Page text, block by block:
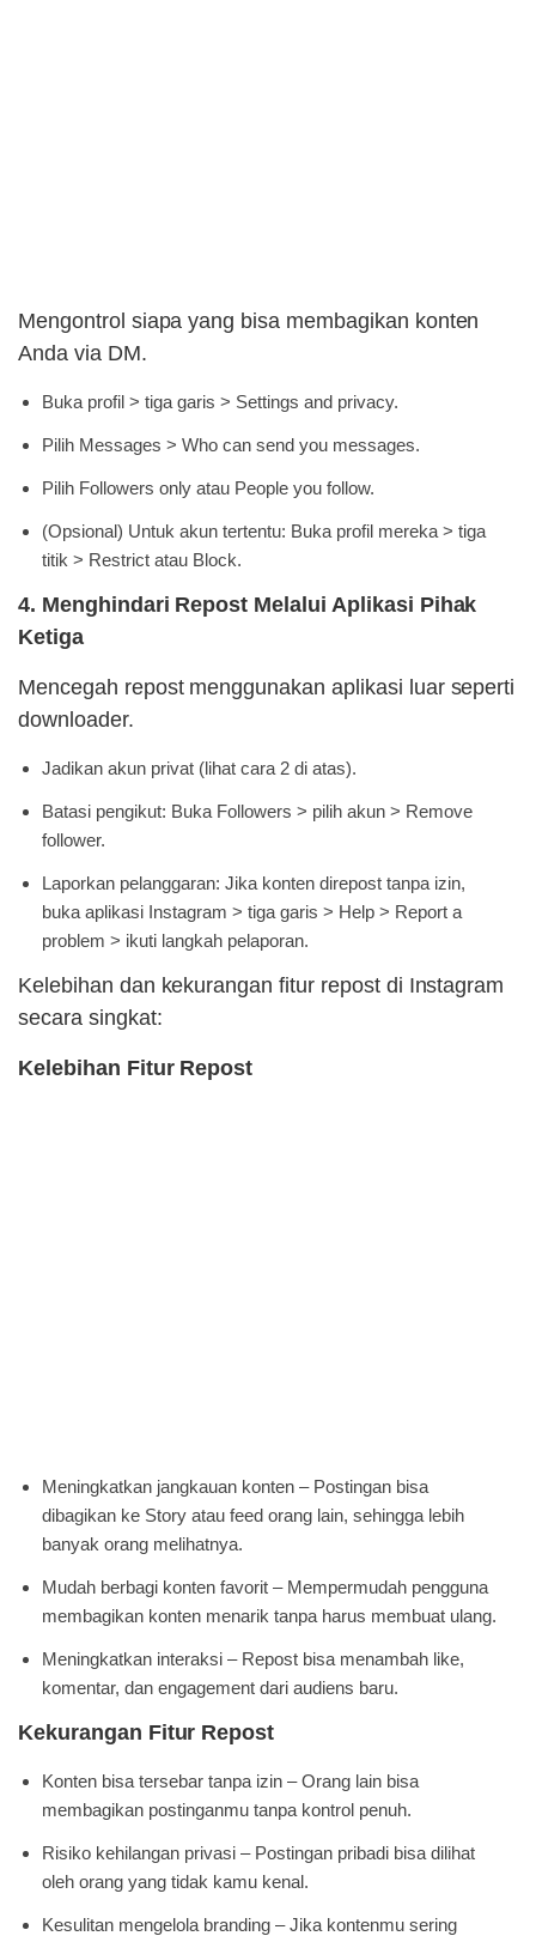
Mengontrol siapa yang bisa membagikan konten
Anda via DM.
Buka profil > tiga garis > Settings and privacy.
Pilih Messages > Who can send you messages.
Pilih Followers only atau People you follow.
(Opsional) Untuk akun tertentu: Buka profil mereka > tiga
titik > Restrict atau Block.
4. Menghindari Repost Melalui Aplikasi Pihak
Ketiga
Mencegah repost menggunakan aplikasi luar seperti
downloader.
Jadikan akun privat (lihat cara 2 di atas).
Batasi pengikut: Buka Followers > pilih akun > Remove
follower.
Laporkan pelanggaran: Jika konten direpost tanpa izin,
buka aplikasi Instagram > tiga garis > Help > Report a
problem > ikuti langkah pelaporan.
Kelebihan dan kekurangan fitur repost di Instagram
secara singkat:
Kelebihan Fitur Repost
Meningkatkan jangkauan konten – Postingan bisa
dibagikan ke Story atau feed orang lain, sehingga lebih
banyak orang melihatnya.
Mudah berbagi konten favorit – Mempermudah pengguna
membagikan konten menarik tanpa harus membuat ulang.
Meningkatkan interaksi – Repost bisa menambah like,
komentar, dan engagement dari audiens baru.
Kekurangan Fitur Repost
Konten bisa tersebar tanpa izin – Orang lain bisa
membagikan postinganmu tanpa kontrol penuh.
Risiko kehilangan privasi – Postingan pribadi bisa dilihat
oleh orang yang tidak kamu kenal.
Kesulitan mengelola branding – Jika kontenmu sering